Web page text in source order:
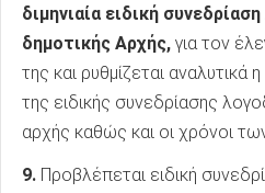
διμηνιαία ειδική
δημοτικής Αρχής, για τον
της και ρυθμίζεται αναλυτικά
της ειδικής συνεδρίασης
αρχής καθώς και οι χρόνοι
9. Προβλέπεται ειδική